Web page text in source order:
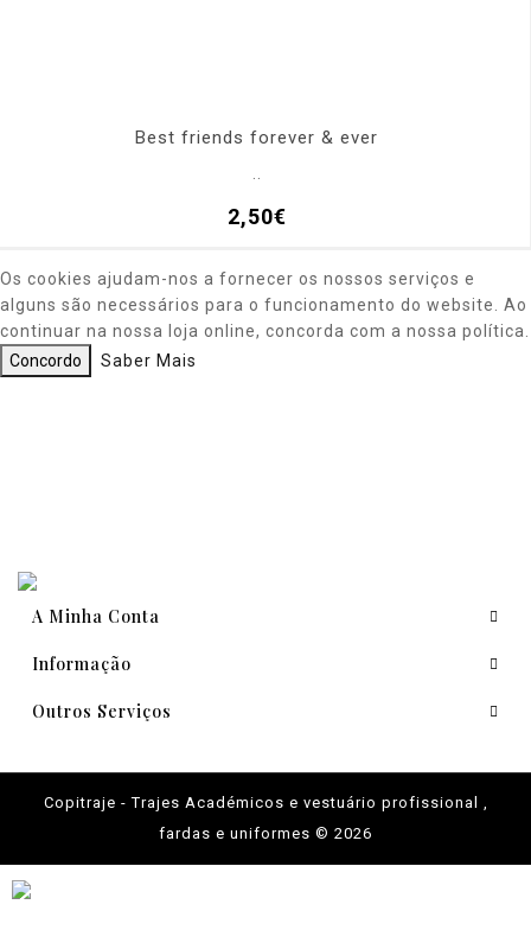
Best friends forever & ever
2,50€
Os cookies ajudam-nos a fornecer os nossos serviços e
alguns são necessários para o funcionamento do website. Ao
continuar na nossa loja online, concorda com a nossa política.
Concordo
Saber Mais
A Minha Conta
Informação
Outros Serviços
Copitraje - Trajes Académicos e vestuário profissional ,
fardas e uniformes © 2026